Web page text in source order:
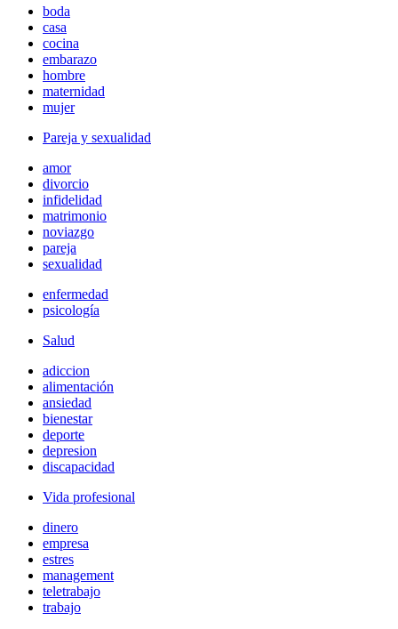
boda
casa
cocina
embarazo
hombre
maternidad
mujer
Pareja y sexualidad
amor
divorcio
infidelidad
matrimonio
noviazgo
pareja
sexualidad
enfermedad
psicología
Salud
adiccion
alimentación
ansiedad
bienestar
deporte
depresion
discapacidad
Vida profesional
dinero
empresa
estres
management
teletrabajo
trabajo